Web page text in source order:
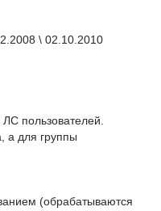
\ 02.10.2010
пользователей.
а для группы
(обрабатываются